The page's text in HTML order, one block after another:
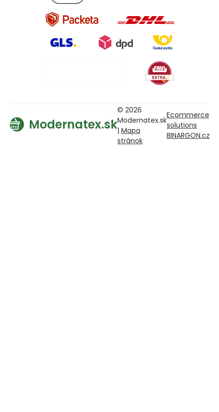
Modernatex.sk
© 2026
Modernatex.sk
| Mapa
stránok
Ecommerce
solutions
BINARGON.cz